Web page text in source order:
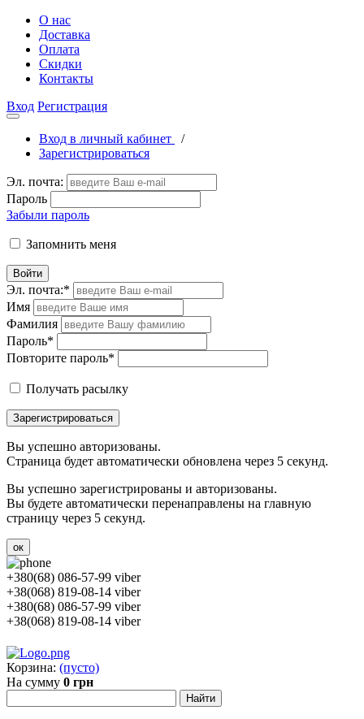
О нас
Доставка
Оплата
Скидки
Контакты
Вход Регистрация
Вход в личный кабинет
/
Зарегистрироваться
Эл. почта:
Пароль
Забыли пароль
Запомнить меня
Войти
Эл. почта:*
Имя
Фамилия
Пароль*
Повторите пароль*
Получать расылку
Зарегистрироваться
Вы успешно авторизованы.
Страница будет автоматически обновлена через 5 секунд.
Вы успешно зарегистрированы и авторизованы.
Вы будете автоматически перенаправлены на главную
страницу через 5 секунд.
ок
+380(68) 086-57-99 viber
+38(068) 819-08-14 viber
+380(68) 086-57-99 viber
+38(068) 819-08-14 viber
Корзина: (пусто)
На сумму 0 грн